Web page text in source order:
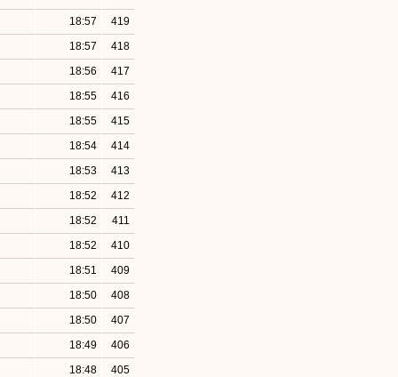
419
18:57
418
18:57
417
18:56
416
18:55
415
18:55
414
18:54
413
18:53
412
18:52
411
18:52
410
18:52
409
18:51
408
18:50
407
18:50
406
18:49
405
18:48